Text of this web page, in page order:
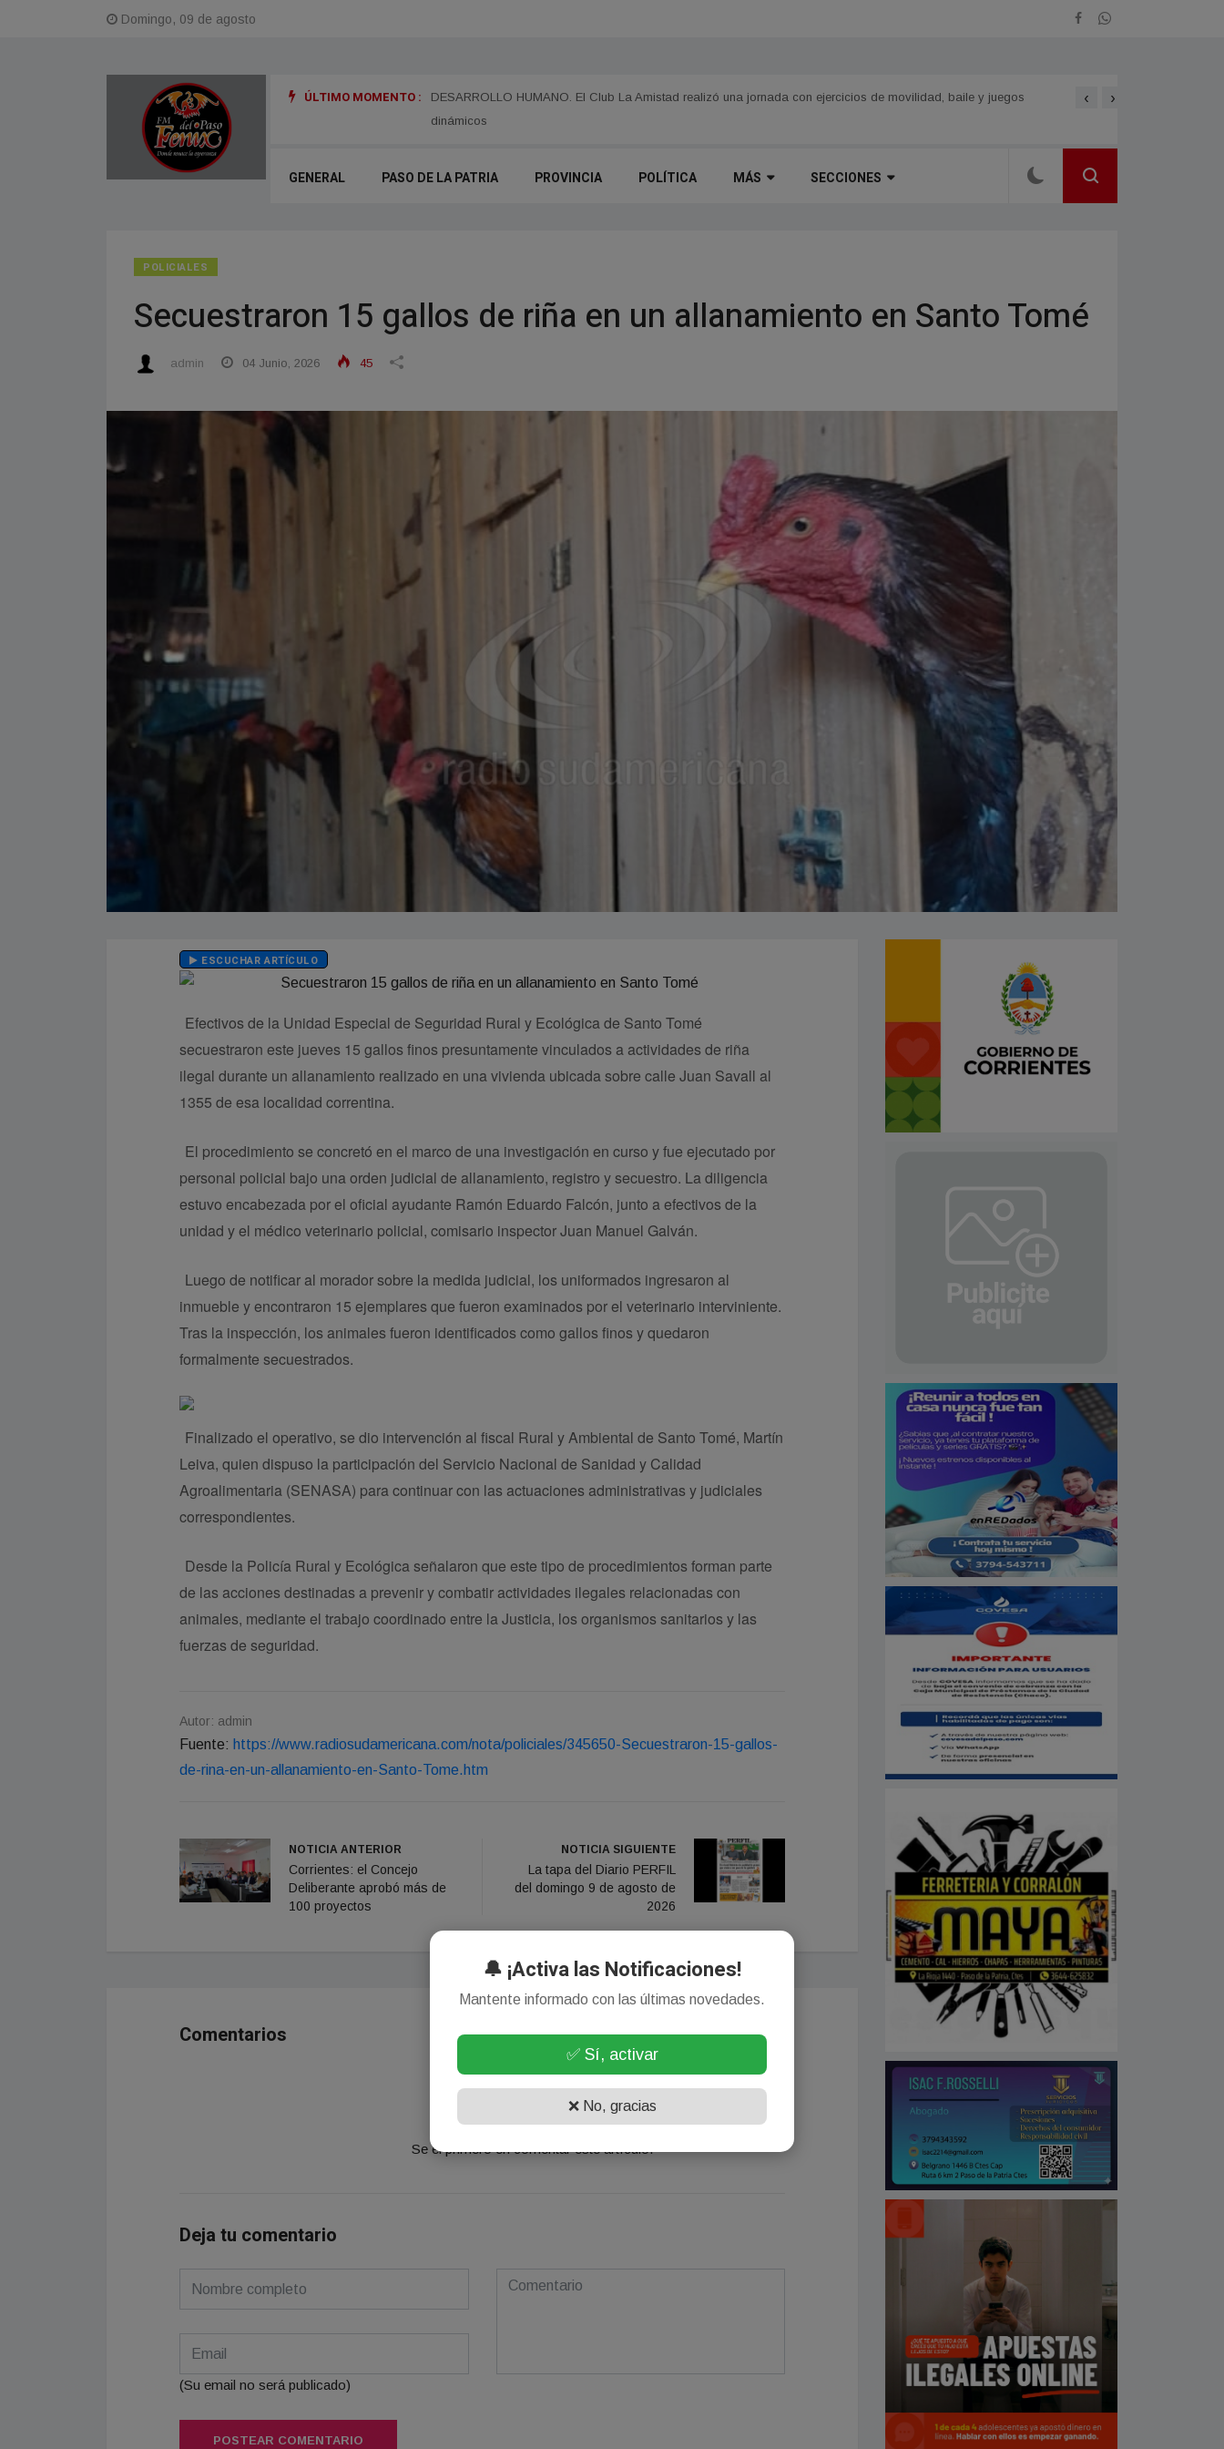
Domingo, 09 de agosto
ÚLTIMO MOMENTO :
realizó una jornada con ejercicios de movilidad, baile y juegos TIEMPO. Pronostican un fin de semana fresco y soleado en Corrientes CORRIENTES Y
‹ ›
GENERAL PASO DE LA PATRIA PROVINCIA POLÍTICA MÁS SECCIONES
POLICIALES
Secuestraron 15 gallos de riña en un allanamiento en Santo Tomé
admin 04 Junio, 2026 45
ESCUCHAR ARTÍCULO
Efectivos de la Unidad Especial de Seguridad Rural y Ecológica de Santo Tomé
secuestraron este jueves 15 gallos finos presuntamente vinculados a actividades de riña
ilegal durante un allanamiento realizado en una vivienda ubicada sobre calle Juan Savall al
1355 de esa localidad correntina.
El procedimiento se concretó en el marco de una investigación en curso y fue ejecutado por
personal policial bajo una orden judicial de allanamiento, registro y secuestro. La diligencia
estuvo encabezada por el oficial ayudante Ramón Eduardo Falcón, junto a efectivos de la
unidad y el médico veterinario policial, comisario inspector Juan Manuel Galván.
Luego de notificar al morador sobre la medida judicial, los uniformados ingresaron al
inmueble y encontraron 15 ejemplares que fueron examinados por el veterinario interviniente.
Tras la inspección, los animales fueron identificados como gallos finos y quedaron
formalmente secuestrados.
Finalizado el operativo, se dio intervención al fiscal Rural y Ambiental de Santo Tomé, Martín
Leiva, quien dispuso la participación del Servicio Nacional de Sanidad y Calidad
Agroalimentaria (SENASA) para continuar con las actuaciones administrativas y judiciales
correspondientes.
Desde la Policía Rural y Ecológica señalaron que este tipo de procedimientos forman parte
de las acciones destinadas a prevenir y combatir actividades ilegales relacionadas con
animales, mediante el trabajo coordinado entre la Justicia, los organismos sanitarios y las
fuerzas de seguridad.
Autor: admin
Fuente: https://www.radiosudamericana.com/nota/policiales/345650-Secuestraron-15-gallos-
de-rina-en-un-allanamiento-en-Santo-Tome.htm
NOTICIA ANTERIOR
Corrientes: el Concejo
Deliberante aprobó más de
100 proyectos
NOTICIA SIGUIENTE
La tapa del Diario PERFIL
del domingo 9 de agosto de
2026
Comentarios
¡Sin comentarios aún!
Se el primero en comentar este artículo.
Deja tu comentario
(Su email no será publicado)
POSTEAR COMENTARIO
🔔 ¡Activa las Notificaciones!
Mantente informado con las últimas novedades.
✅ Sí, activar
❌ No, gracias